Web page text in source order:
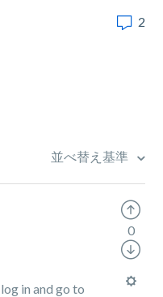
2
並べ替え基準
in and go to
0